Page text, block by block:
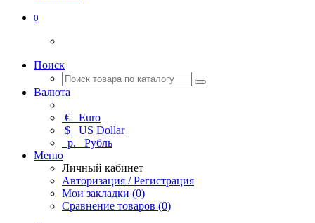
0
Поиск
Валюта
€ Euro
$ US Dollar
р. Рубль
Меню
Личный кабинет
Авторизация / Регистрация
Мои закладки (0)
Сравнение товаров (0)